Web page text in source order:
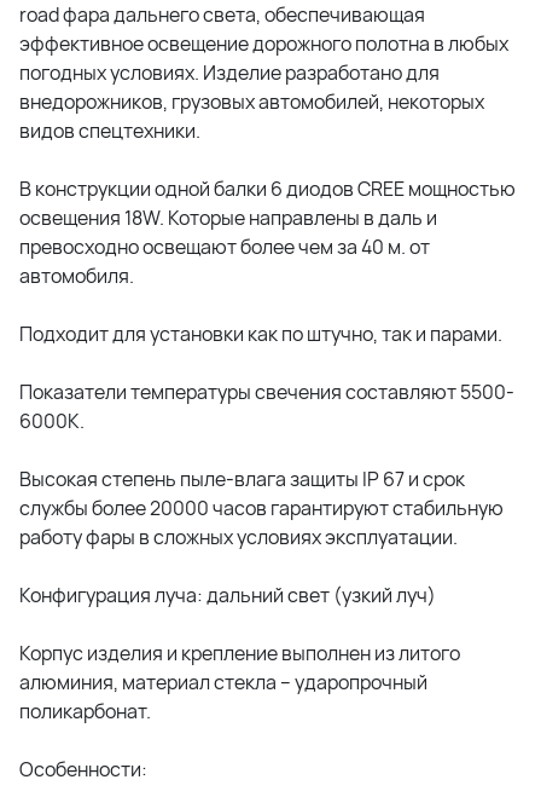
road фара дальнего света, обеспечивающая
эффективное освещение дорожного полотна в любых
погодных условиях. Изделие разработано для
внедорожников, грузовых автомобилей, некоторых
видов спецтехники.
В конструкции одной балки 6 диодов CREE мощностью
освещения 18W. Которые направлены в даль и
превосходно освещают более чем за 40 м. от
автомобиля.
Подходит для установки как по штучно, так и парами.
Показатели температуры свечения составляют 5500-
6000K.
Высокая степень пыле-влага защиты IP 67 и срок
службы более 20000 часов гарантируют стабильную
работу фары в сложных условиях эксплуатации.
Конфигурация луча: дальний свет (узкий луч)
Корпус изделия и крепление выполнен из литого
алюминия, материал стекла – ударопрочный
поликарбонат.
Особенности: